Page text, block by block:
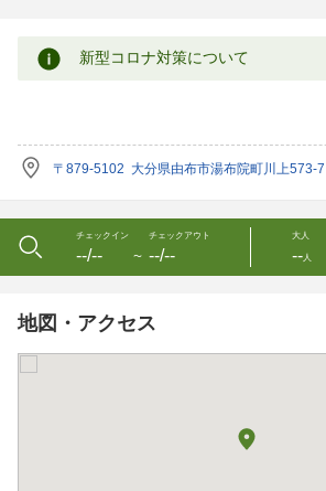
新型コロナ対策について
〒879-5102 大分県由布市湯布院町川上573-7
チェックイン
--/-- 〜
チェックアウト
--/--
大人
--人
地図・アクセス